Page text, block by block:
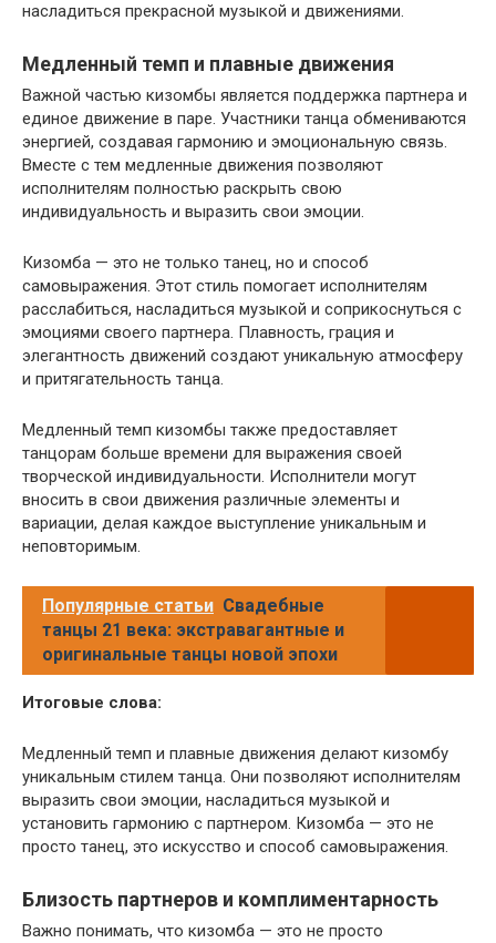
насладиться прекрасной музыкой и движениями.
Медленный темп и плавные движения
Важной частью кизомбы является поддержка партнера и
единое движение в паре. Участники танца обмениваются
энергией, создавая гармонию и эмоциональную связь.
Вместе с тем медленные движения позволяют
исполнителям полностью раскрыть свою
индивидуальность и выразить свои эмоции.
Кизомба — это не только танец, но и способ
самовыражения. Этот стиль помогает исполнителям
расслабиться, насладиться музыкой и соприкоснуться с
эмоциями своего партнера. Плавность, грация и
элегантность движений создают уникальную атмосферу
и притягательность танца.
Медленный темп кизомбы также предоставляет
танцорам больше времени для выражения своей
творческой индивидуальности. Исполнители могут
вносить в свои движения различные элементы и
вариации, делая каждое выступление уникальным и
неповторимым.
Популярные статьи Свадебные
танцы 21 века: экстравагантные и
оригинальные танцы новой эпохи
Итоговые слова:
Медленный темп и плавные движения делают кизомбу
уникальным стилем танца. Они позволяют исполнителям
выразить свои эмоции, насладиться музыкой и
установить гармонию с партнером. Кизомба — это не
просто танец, это искусство и способ самовыражения.
Близость партнеров и комплиментарность
Важно понимать, что кизомба — это не просто